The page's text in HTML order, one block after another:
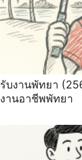
รับงานพัทยา
งานอาชีพพัทยา